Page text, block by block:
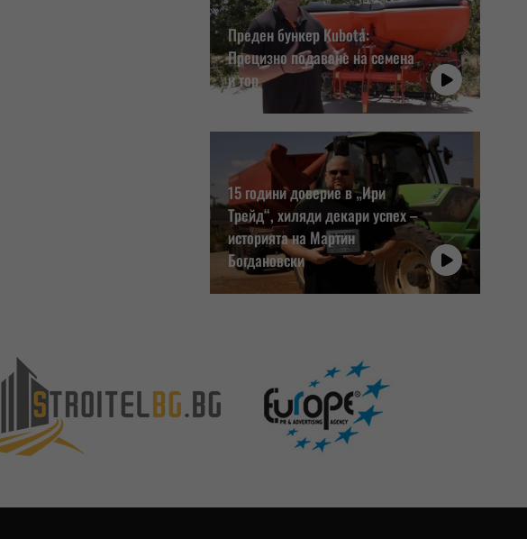
Преден бункер Kubota:
Прецизно подаване на семена
и тор
15 години доверие в „Ири
Трейд“, хиляди декари успех –
историята на Мартин
Богдановски